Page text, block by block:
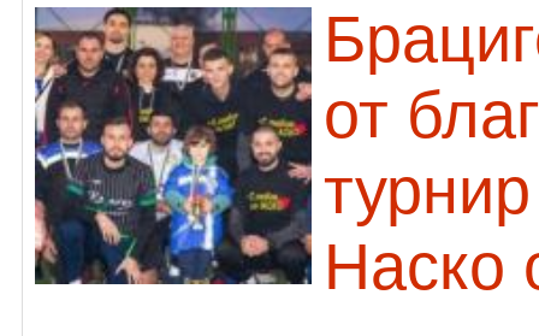
от
Наско